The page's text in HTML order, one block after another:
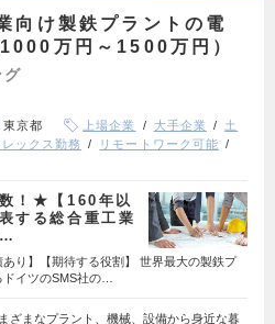
向け製鉄プラントの電
万円～1500万円）
グ
東京都 上場企業 大手企業
土
レックス勤務
リモートワーク可能
！★【160年以
する総合重工業
…
あり】【期待する役割】 世界最大の製鉄プ
イツのSMS社の…
ざまなプラント、機械、設備から身近な暮